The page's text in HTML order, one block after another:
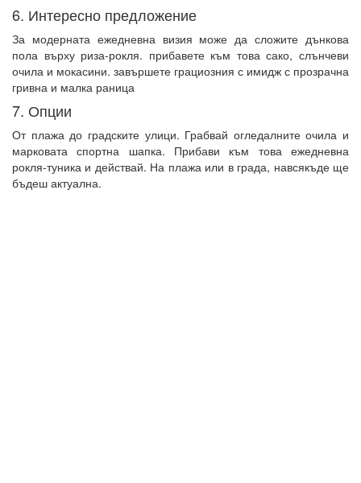
6. Интересно предложение
За модерната ежедневна визия може да сложите дънкова
пола върху риза-рокля. прибавете към това сако, слънчеви
очила и мокасини. завършете грациозния с имидж с прозрачна
гривна и малка раница
7. Опции
От плажа до градските улици. Грабвай огледалните очила и
марковата спортна шапка. Прибави към това ежедневна
рокля-туника и действай. На плажа или в града, навсякъде ще
бъдеш актуална.